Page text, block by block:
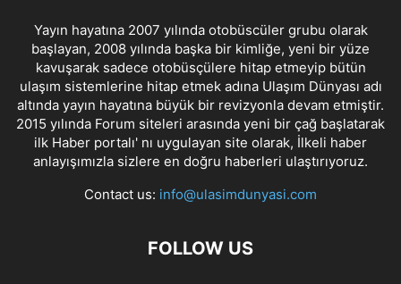
Yayın hayatına 2007 yılında otobüscüler grubu olarak
başlayan, 2008 yılında başka bir kimliğe, yeni bir yüze
kavuşarak sadece otobüsçülere hitap etmeyip bütün
ulaşım sistemlerine hitap etmek adına Ulaşım Dünyası adı
altında yayın hayatına büyük bir revizyonla devam etmiştir.
2015 yılında Forum siteleri arasında yeni bir çağ başlatarak
ilk Haber portalı' nı uygulayan site olarak, İlkeli haber
anlayışımızla sizlere en doğru haberleri ulaştırıyoruz.
Contact us: info@ulasimdunyasi.com
FOLLOW US